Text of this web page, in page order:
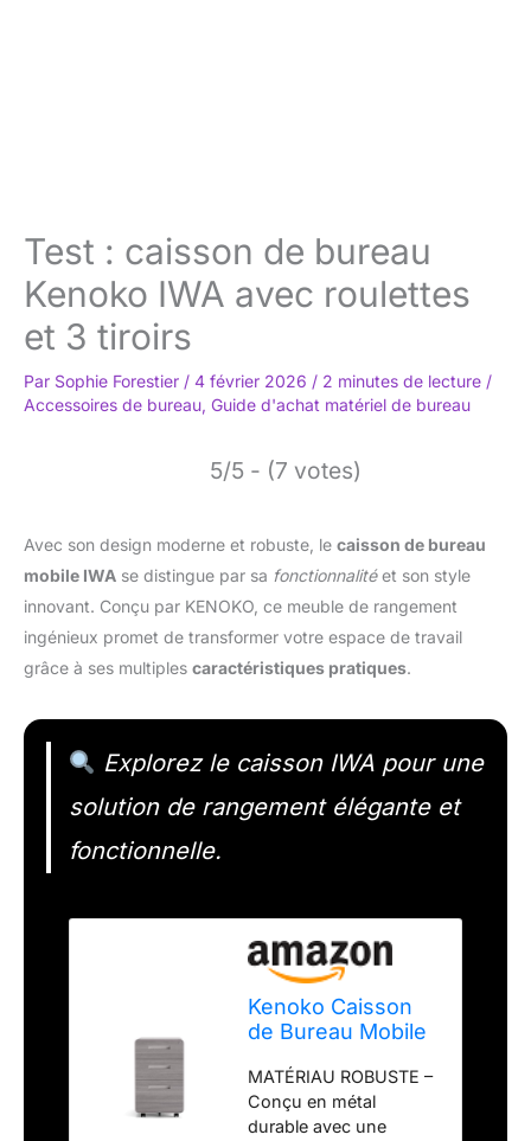
Test : caisson de bureau
Kenoko IWA avec roulettes
et 3 tiroirs
Par Sophie Forestier / 4 février 2026 / 2 minutes de lecture /
Accessoires de bureau, Guide d'achat matériel de bureau
5/5 - (7 votes)
Avec son design moderne et robuste, le caisson de bureau
mobile IWA se distingue par sa fonctionnalitéet son style
innovant. Conçu par KENOKO, ce meuble de rangement
ingénieux promet de transformer votre espace de travail
grâce à ses multiples caractéristiques pratiques.
Explorez le caisson IWA pour une
solution de rangement élégante et
fonctionnelle.
Kenoko Caisson
de Bureau Mobile
IWA avec 3 Tiroirs
| Meuble
Rangement
MATÉRIAU ROBUSTE –
Conçu en métal
durable avec une